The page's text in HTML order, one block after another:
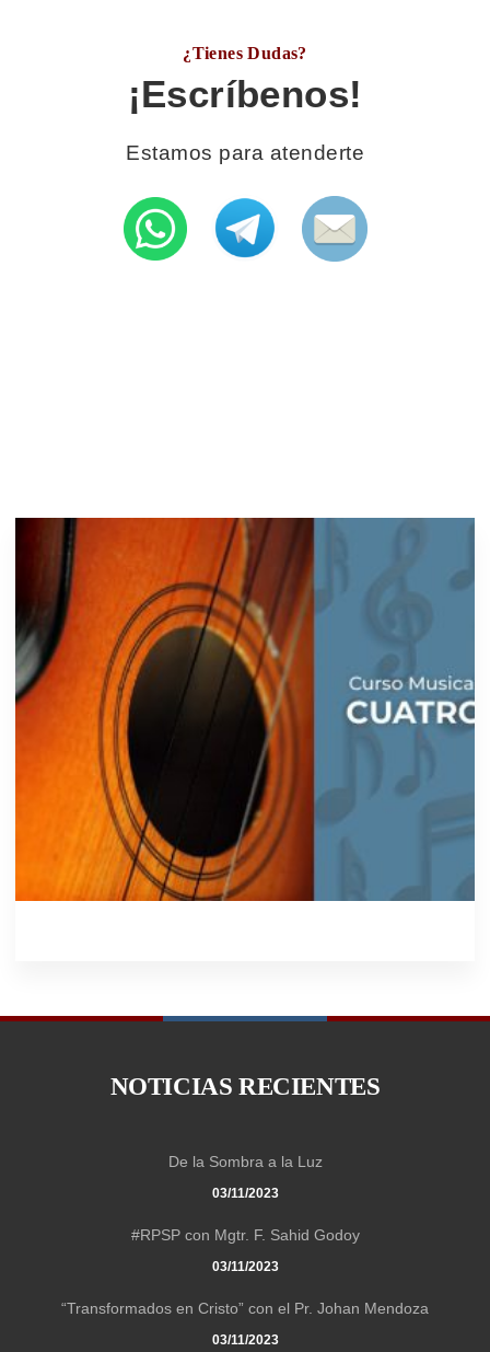
¿Tienes Dudas?
¡Escríbenos!
Estamos para atenderte
NOTICIAS RECIENTES
De la Sombra a la Luz
03/11/2023
#RPSP con Mgtr. F. Sahid Godoy
03/11/2023
“Transformados en Cristo” con el Pr. Johan Mendoza
03/11/2023